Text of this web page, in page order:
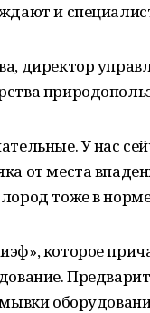
и
директор
У нас
от места
тоже в
которое